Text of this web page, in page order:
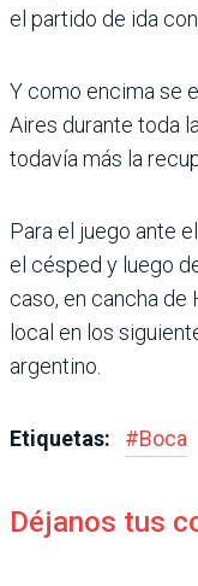
el partido de ida con
Y como encima se
Aires durante toda
todavía más la
Para el juego ante
el césped y luego
caso, en cancha de
local en los
argentino.
Etiquetas: #Boca
Déjanos tus